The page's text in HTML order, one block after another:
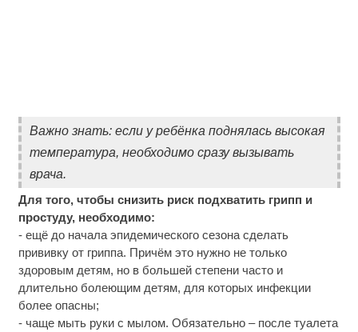
Важно знать: если у ребёнка поднялась высокая
температура, необходимо сразу вызывать
врача.
Для того, чтобы снизить риск подхватить грипп и
простуду, необходимо:
- ещё до начала эпидемического сезона сделать
прививку от гриппа. Причём это нужно не только
здоровым детям, но в большей степени часто и
длительно болеющим детям, для которых инфекции
более опасны;
- чаще мыть руки с мылом. Обязательно – после туалета